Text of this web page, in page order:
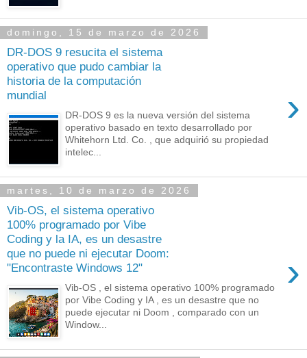
domingo, 15 de marzo de 2026
DR-DOS 9 resucita el sistema
operativo que pudo cambiar la
historia de la computación
mundial
›
DR-DOS 9 es la nueva versión del sistema
operativo basado en texto desarrollado por
Whitehorn Ltd. Co. , que adquirió su propiedad
intelec...
martes, 10 de marzo de 2026
Vib-OS, el sistema operativo
100% programado por Vibe
Coding y la IA, es un desastre
que no puede ni ejecutar Doom:
"Encontraste Windows 12"
›
Vib-OS , el sistema operativo 100% programado
por Vibe Coding y IA , es un desastre que no
puede ejecutar ni Doom , comparado con un
Window...